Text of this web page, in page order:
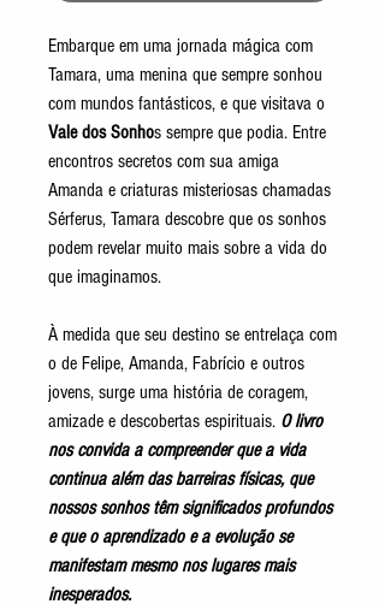
Embarque em uma jornada mágica com
Tamara, uma menina que sempre sonhou
com mundos fantásticos, e que visitava o
Vale dos Sonhos sempre que podia. Entre
encontros secretos com sua amiga
Amanda e criaturas misteriosas chamadas
Sérferus, Tamara descobre que os sonhos
podem revelar muito mais sobre a vida do
que imaginamos.
À medida que seu destino se entrelaça com
o de Felipe, Amanda, Fabrício e outros
jovens, surge uma história de coragem,
amizade e descobertas espirituais. O livro
nos convida a compreender que a vida
continua além das barreiras físicas, que
nossos sonhos têm significados profundos
e que o aprendizado e a evolução se
manifestam mesmo nos lugares mais
inesperados.